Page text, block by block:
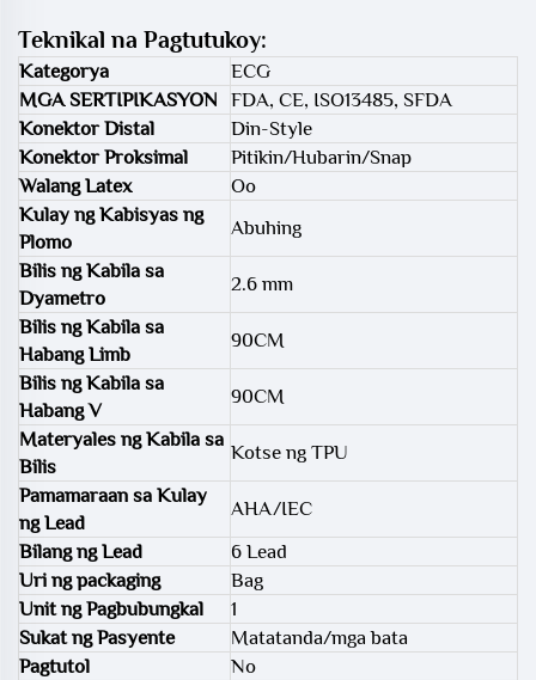
Teknikal na Pagtutukoy:
Kategorya
ECG
MGA SERTIPIKASYON
FDA, CE, ISO13485, SFDA
Konektor Distal
Din-Style
Konektor Proksimal
Pitikin/Hubarin/Snap
Walang Latex
Oo
Kulay ng Kabisyas ng
Plomo
Abuhing
Bilis ng Kabila sa
Dyametro
2.6 mm
Bilis ng Kabila sa
Habang Limb
90CM
Bilis ng Kabila sa
Habang V
90CM
Materyales ng Kabila sa
Bilis
Kotse ng TPU
Pamamaraan sa Kulay
ng Lead
AHA/IEC
Bilang ng Lead
6 Lead
Uri ng packaging
Bag
Unit ng Pagbubungkal
1
Sukat ng Pasyente
Matatanda/mga bata
Pagtutol
No